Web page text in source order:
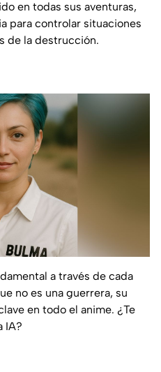
en todas sus aventuras,
para controlar situaciones
de la destrucción.
a través de cada
no es una guerrera, su
en todo el anime. ¿Te
IA?